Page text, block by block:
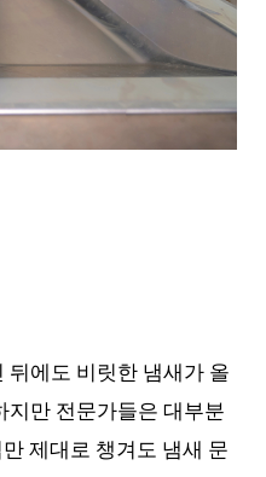
뒤에도 비릿한 냄새가 올
지만 전문가들은 대부분
제대로 챙겨도 냄새 문